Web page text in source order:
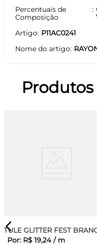
Percentuais de
Composição
Artigo P11AC0241
Nome do artigo
TULE GLITTER FEST
Por: R$ 19,24 / m